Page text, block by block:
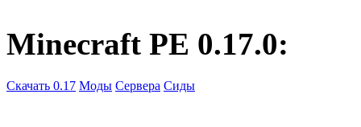
Minecraft PE 0.17.0:
Скачать 0.17 Моды Сервера Сиды